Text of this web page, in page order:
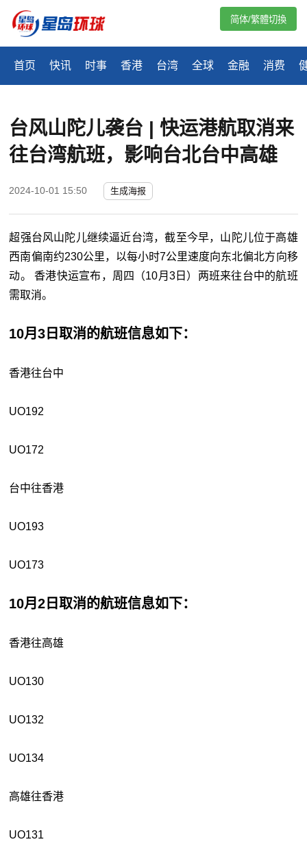
首页 快讯 时事 香港 台湾 全球 金融 消费
简体/繁體切換
台风山陀儿袭台 | 快运港航取消来
往台湾航班，影响台北台中高雄
2024-10-01 15:50 生成海报
超强台风山陀儿继续逼近台湾，截至今早，山陀儿位于高雄
西南偏南约230公里，以每小时7公里速度向东北偏北方向移
动。 香港快运宣布，周四（10月3日）两班来往台中的航班
需取消。
10月3日取消的航班信息如下：
香港往台中
UO192
UO172
台中往香港
UO193
UO173
10月2日取消的航班信息如下：
香港往高雄
UO130
UO132
UO134
高雄往香港
UO131